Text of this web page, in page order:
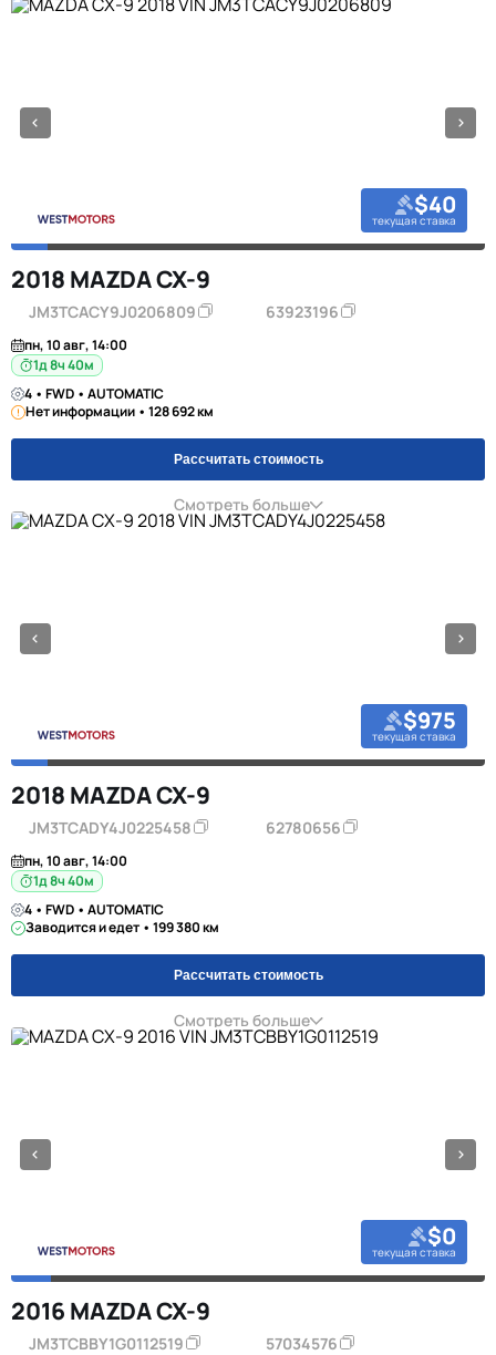
$40
текущая ставка
2018 MAZDA CX-9
JM3TCACY9J0206809 63923196
пн, 10 авг, 14:00
1д 8ч 40м
4 • FWD • AUTOMATIC
Нет информации • 128 692 км
Рассчитать стоимость
Смотреть больше
$975
текущая ставка
2018 MAZDA CX-9
JM3TCADY4J0225458 62780656
пн, 10 авг, 14:00
1д 8ч 40м
4 • FWD • AUTOMATIC
Заводится и едет • 199 380 км
Рассчитать стоимость
Смотреть больше
$0
текущая ставка
2016 MAZDA CX-9
JM3TCBBY1G0112519 57034576